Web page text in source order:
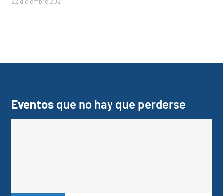
22 diciembre 2021
Eventos que no hay que perderse